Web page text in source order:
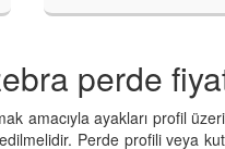
perde
amacıyla ayakları profil
Perde profili veya